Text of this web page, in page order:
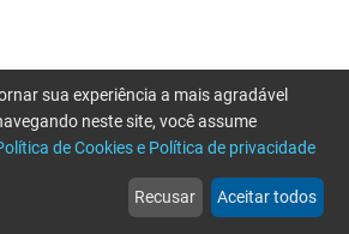
web
Notícias
more_horiz
Mais
sua experiência a mais agradável
neste site, você assume
de Cookies e Política de privacidade
Recusar Aceitar todos
por favor tente novamente